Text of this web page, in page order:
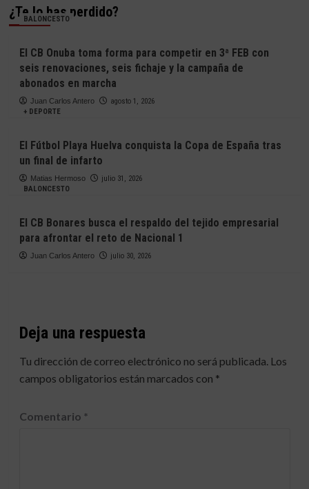
¿Te lo has perdido?
BALONCESTO
El CB Onuba toma forma para competir en 3ª FEB con
seis renovaciones, seis fichaje y la campaña de
abonados en marcha
Juan Carlos Antero
agosto 1, 2026
+ DEPORTE
El Fútbol Playa Huelva conquista la Copa de España tras
un final de infarto
Matias Hermoso
julio 31, 2026
BALONCESTO
El CB Bonares busca el respaldo del tejido empresarial
para afrontar el reto de Nacional 1
Juan Carlos Antero julio 30, 2026
Deja una respuesta
Tu dirección de correo electrónico no será publicada. Los
campos obligatorios están marcados con *
Comentario *